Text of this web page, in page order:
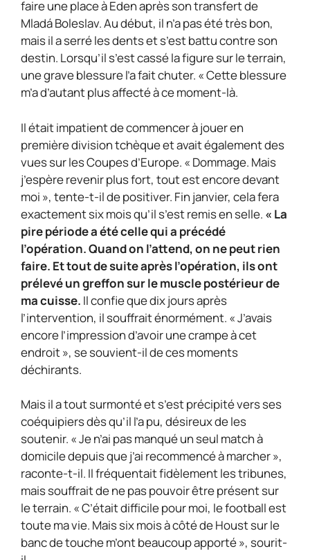
faire une place à Eden après son transfert de
Mladá Boleslav. Au début, il n’a pas été très bon,
mais il a serré les dents et s’est battu contre son
destin. Lorsqu’il s’est cassé la figure sur le terrain,
une grave blessure l’a fait chuter. « Cette blessure
m’a d’autant plus affecté à ce moment-là.
Il était impatient de commencer à jouer en
première division tchèque et avait également des
vues sur les Coupes d’Europe. « Dommage. Mais
j’espère revenir plus fort, tout est encore devant
moi », tente-t-il de positiver. Fin janvier, cela fera
exactement six mois qu’il s’est remis en selle. « La
pire période a été celle qui a précédé
l’opération. Quand on l’attend, on ne peut rien
faire. Et tout de suite après l’opération, ils ont
prélevé un greffon sur le muscle postérieur de
ma cuisse. Il confie que dix jours après
l’intervention, il souffrait énormément. « J’avais
encore l’impression d’avoir une crampe à cet
endroit », se souvient-il de ces moments
déchirants.
Mais il a tout surmonté et s’est précipité vers ses
coéquipiers dès qu’il l’a pu, désireux de les
soutenir. « Je n’ai pas manqué un seul match à
domicile depuis que j’ai recommencé à marcher »,
raconte-t-il. Il fréquentait fidèlement les tribunes,
mais souffrait de ne pas pouvoir être présent sur
le terrain. « C’était difficile pour moi, le football est
toute ma vie. Mais six mois à côté de Houst sur le
banc de touche m’ont beaucoup apporté », sourit-